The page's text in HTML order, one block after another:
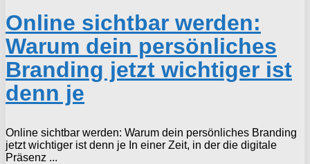
Online sichtbar werden:
Warum dein persönliches
Branding jetzt wichtiger ist
denn je
Online sichtbar werden: Warum dein persönliches Branding
jetzt wichtiger ist denn je In einer Zeit, in der die digitale
Präsenz ...